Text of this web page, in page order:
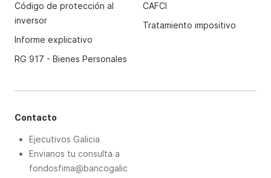
Código de protección al
inversor
Informe explicativo
RG 917 - Bienes Personales
CAFCI
Tratamiento impositivo
Contacto
Ejecutivos Galicia
Envianos tu consulta a
fondosfima@bancogalic